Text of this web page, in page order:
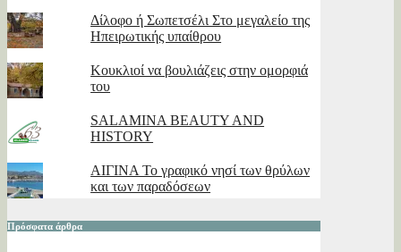
Δίλοφο ή Σωπετσέλι Στο μεγαλείο της
Ηπειρωτικής υπαίθρου
Κουκλιοί να βουλιάζεις στην ομορφιά
του
SALAMINA BEAUTY AND
HISTORY
ΑΙΓΙΝΑ Το γραφικό νησί των θρύλων
και των παραδόσεων
Πρόσφατα άρθρα